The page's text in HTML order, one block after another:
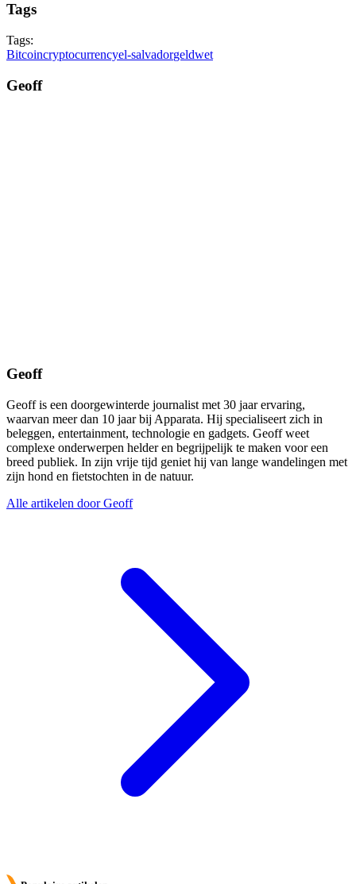
Tags
Tags:
Bitcoincryptocurrencyel-salvadorgeldwet
Geoff
Geoff
Geoff is een doorgewinterde journalist met 30 jaar ervaring,
waarvan meer dan 10 jaar bij Apparata. Hij specialiseert zich in
beleggen, entertainment, technologie en gadgets. Geoff weet
complexe onderwerpen helder en begrijpelijk te maken voor een
breed publiek. In zijn vrije tijd geniet hij van lange wandelingen met
zijn hond en fietstochten in de natuur.
Alle artikelen door Geoff